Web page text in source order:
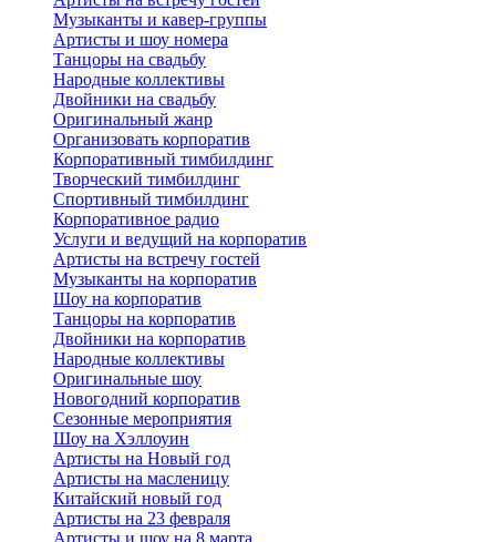
Музыканты и кавер-группы
Артисты и шоу номера
Танцоры на свадьбу
Народные коллективы
Двойники на свадьбу
Оригинальный жанр
Организовать корпоратив
Корпоративный тимбилдинг
Творческий тимбилдинг
Спортивный тимбилдинг
Корпоративное радио
Услуги и ведущий на корпоратив
Артисты на встречу гостей
Музыканты на корпоратив
Шоу на корпоратив
Танцоры на корпоратив
Двойники на корпоратив
Народные коллективы
Оригинальные шоу
Новогодний корпоратив
Сезонные мероприятия
Шоу на Хэллоуин
Артисты на Новый год
Артисты на масленицу
Китайский новый год
Артисты на 23 февраля
Артисты и шоу на 8 марта